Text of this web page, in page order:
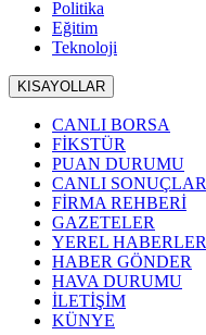
Politika
Eğitim
Teknoloji
KISAYOLLAR
CANLI BORSA
FİKSTÜR
PUAN DURUMU
CANLI SONUÇLAR
FİRMA REHBERİ
GAZETELER
YEREL HABERLER
HABER GÖNDER
HAVA DURUMU
İLETİŞİM
KÜNYE